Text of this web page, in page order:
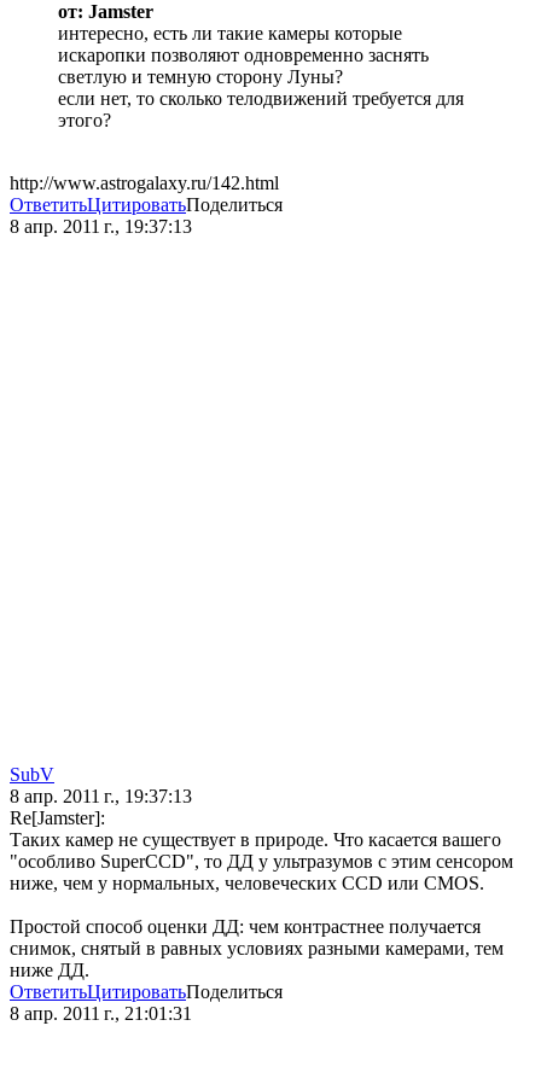
от: Jamster
интересно, есть ли такие камеры которые
искаропки позволяют одновременно заснять
светлую и темную сторону Луны?
если нет, то сколько телодвижений требуется для
этого?
http://www.astrogalaxy.ru/142.html
ОтветитьЦитироватьПоделиться
8 апр. 2011 г., 19:37:13
SubV
8 апр. 2011 г., 19:37:13
Re[Jamster]:
Таких камер не существует в природе. Что касается вашего
"особливо SuperCCD", то ДД у ультразумов с этим сенсором
ниже, чем у нормальных, человеческих CCD или CMOS.
Простой способ оценки ДД: чем контрастнее получается
снимок, снятый в равных условиях разными камерами, тем
ниже ДД.
ОтветитьЦитироватьПоделиться
8 апр. 2011 г., 21:01:31